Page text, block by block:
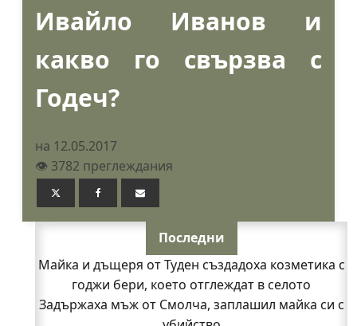
Ивайло Иванов и
какво го свързва с
Годеч?
на 12.05.2017
👁️ 3782 преглеждания
Последни
Майка и дъщеря от Туден създадоха козметика с
годжи бери, което отглеждат в селото
Задържаха мъж от Смолча, заплашил майка си с